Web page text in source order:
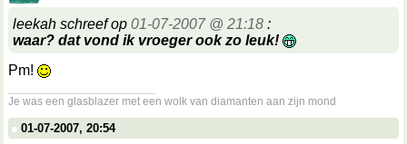
leekah schreef op 01-07-2007 @ 21:18 :
waar? dat vond ik vroeger ook zo leuk!
Pm!
Je was een glasblazer met een wolk van diamanten aan zijn mond
01-07-2007, 20:54